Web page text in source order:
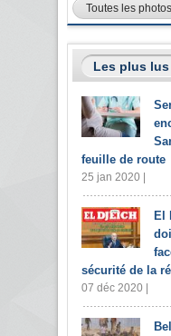
Toutes les photos
Les plus lus
feuille de route
25 jan 2020 |
El
sécurité de la
07 déc 2020 |